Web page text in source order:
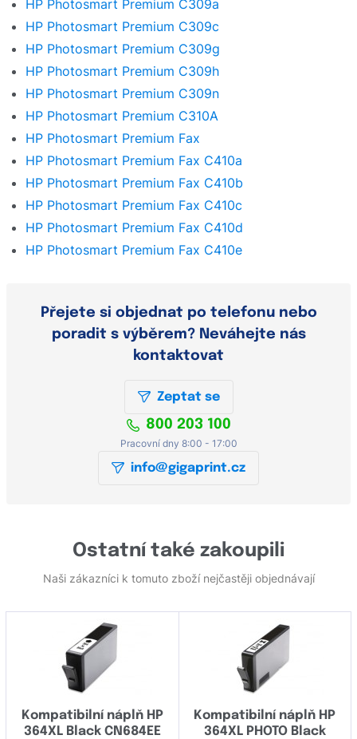
HP Photosmart Premium C309a
HP Photosmart Premium C309c
HP Photosmart Premium C309g
HP Photosmart Premium C309h
HP Photosmart Premium C309n
HP Photosmart Premium C310A
HP Photosmart Premium Fax
HP Photosmart Premium Fax C410a
HP Photosmart Premium Fax C410b
HP Photosmart Premium Fax C410c
HP Photosmart Premium Fax C410d
HP Photosmart Premium Fax C410e
Přejete si objednat po telefonu nebo
poradit s výběrem? Neváhejte nás
kontaktovat
Zeptat se
800 203 100
Pracovní dny 8:00 - 17:00
info@gigaprint.cz
Ostatní také zakoupili
Naši zákazníci k tomuto zboží nejčastěji objednávají
Kompatibilní náplň HP
364XL Black CN684EE
Kompatibilní náplň HP
364XL PHOTO Black